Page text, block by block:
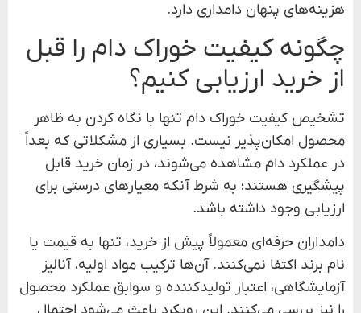
هزینه‌های پنهان دامداری دارد.
چگونه کیفیت خوراک دام را قبل
از خرید ارزیابی کنیم؟
تشخیص کیفیت خوراک دام تنها با نگاه کردن به ظاهر
محصول امکان‌پذیر نیست. بسیاری از مشکلاتی که بعداً
در عملکرد دام مشاهده می‌شوند، در زمان خرید قابل
پیشگیری هستند؛ به شرط آنکه معیارهای درستی برای
ارزیابی وجود داشته باشد.
دامداران حرفه‌ای معمولاً پیش از خرید، تنها به قیمت یا
نام برند اکتفا نمی‌کنند. آن‌ها ترکیب مواد اولیه، آنالیز
آزمایشگاهی، اعتبار تولیدکننده و سوابق عملکرد محصول